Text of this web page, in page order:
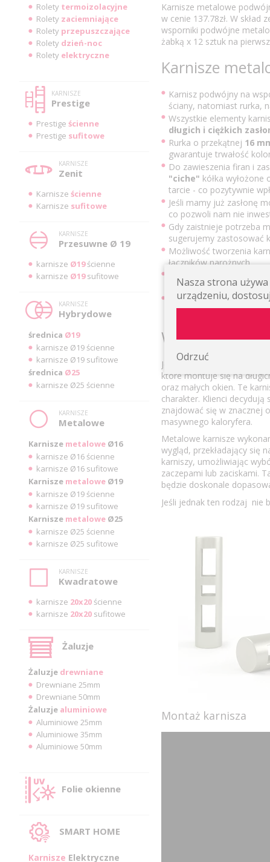
Rolety termoizolacyjne
Rolety zaciemniające
Rolety przepuszczające
Rolety dzień-noc
Rolety elektryczne
KARNISZE
Prestige
Prestige ścienne
Prestige sufitowe
KARNISZE
Zenit
Karnisze ścienne
Karnisze sufitowe
KARNISZE
Przesuwne Ø 19
karnisze Ø19ścienne
karnisze Ø19sufitowe
KARNISZE
Hybrydowe
średnica Ø19
karnisze Ø19 ścienne
karnisze Ø19 sufitowe
średnica Ø25
karnisze Ø25 ścienne
KARNISZE
Metalowe
Karnisze metalowe Ø16
karnisze Ø16 ścienne
karnisze Ø16 sufitowe
Karnisze metalowe Ø19
karnisze Ø19 ścienne
karnisze Ø19 sufitowe
Karnisze metalowe Ø25
karnisze Ø25 ścienne
karnisze Ø25 sufitowe
KARNISZE
Kwadratowe
karnisze 20x20 ścienne
karnisze 20x20 sufitowe
Żaluzje
Żaluzje drewniane
Drewniane 25mm
Drewniane 50mm
Żaluzje aluminiowe
Aluminiowe 25mm
Aluminiowe 35mm
Aluminiowe 50mm
Folie okienne
SMART HOME
Karnisze Elektryczne
Karnisze metalowe
w cenie 137.78zł. W
wsporniki podwójne
żabką x 12 sztuk na
Karnisze
Karnisz podwójny na
ściany, natomiast rurka,
Wszystkie elementy
długich i ciężkich
Rurka o przekątnej 16
gwarantuje trwałość
Do zawieszenia firan i
"ciche" kółka
tarcie - co pozytywnie
Jeśli mamy już zasłonę
co pozwoli nam nie
Gdy zaistnieje potrzeba
sugerujemy zastosować
Możliwość tworzenia
łączników narożnych.
Masywna, metalowa
Karnisze metalowe
szerokiej gamie
Wygląd
Jednym z eleganckich
które montuje się na
oraz małych okien. Te
charakter. Klienci decydują
znajdować się w znacznej
masywnego kaloryfera.
Metalowe karnisze
wygląd, przekładający się
karniszy, umożliwiając
zaczepami lub zaciskami.
będzie doskonale
Jeśli jednak ten rodzaj nie
Montaż karnisza
Nasza strona
urządzeniu,
Odrzuć